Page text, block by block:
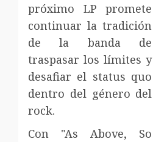
próximo LP promete
continuar la tradición
de la banda de
traspasar los límites y
desafiar el status quo
dentro del género del
rock.
Con "As Above, So